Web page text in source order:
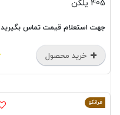
405 یلکن
جهت استعلام قیمت تماس بگیرید
خرید محصول
فرانکو